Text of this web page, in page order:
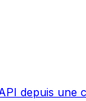
depuis une